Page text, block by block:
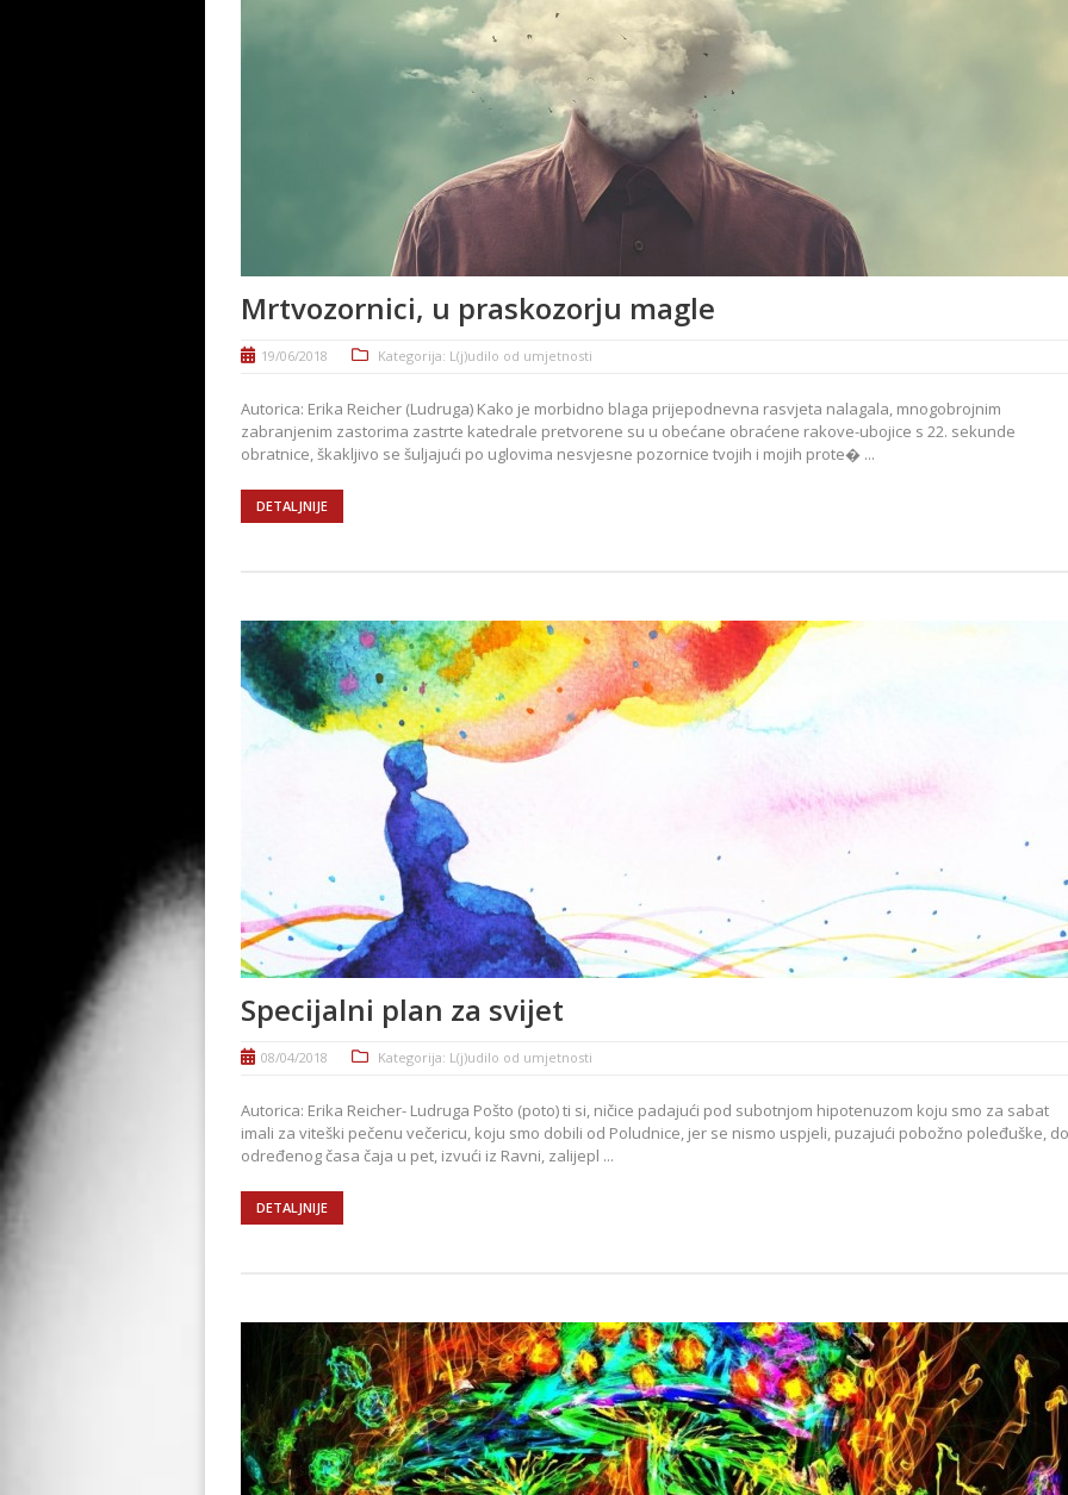
Mrtvozornici, u praskozorju magle
19/06/2018 Kategorija: L(j)udilo od umjetnosti
Autorica: Erika Reicher (Ludruga) Kako je morbidno blaga prijepodnevna rasvjeta nalagala, mnogobrojnim
zabranjenim zastorima zastrte katedrale pretvorene su u obećane obraćene rakove-ubojice s 22. sekunde
obratnice, škakljivo se šuljajući po uglovima nesvjesne pozornice tvojih i mojih prote� ...
DETALJNIJE
Specijalni plan za svijet
08/04/2018 Kategorija: L(j)udilo od umjetnosti
Autorica: Erika Reicher- Ludruga Pošto (poto) ti si, ničice padajući pod subotnjom hipotenuzom koju smo za sabat
imali za viteški pečenu večericu, koju smo dobili od Poludnice, jer se nismo uspjeli, puzajući pobožno poleđuške, do
određenog časa čaja u pet, izvući iz Ravni, zalijepl ...
DETALJNIJE